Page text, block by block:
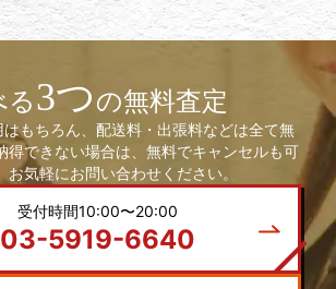
る3つの無料査定
もちろん、配送料・出張料などは全て無
得できない場合は、無料でキャンセルも可
気軽にお問い合わせください。
受付時間10:00〜20:00
03-5919-6640